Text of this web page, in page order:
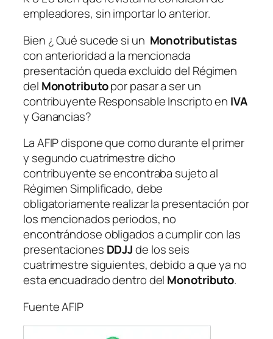
empleadores, sin importar lo anterior.
Bien ¿ Qué sucede si un Monotributistas
con anterioridad a la mencionada
presentación queda excluido del Régimen
del Monotributopor pasar a ser un
contribuyente Responsable Inscripto en IVA
y Ganancias?
La AFIP dispone que como durante el primer
y segundo cuatrimestre dicho
contribuyente se encontraba sujeto al
Régimen Simplificado, debe
obligatoriamente realizar la presentación por
los mencionados periodos, no
encontrándose obligados a cumplir con las
presentaciones DDJJde los seis
cuatrimestre siguientes, debido a que ya no
esta encuadrado dentro del Monotributo.
Fuente AFIP